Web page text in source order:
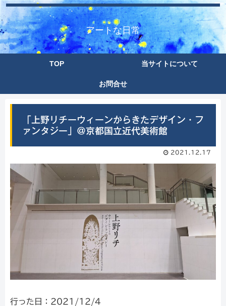
アートな日常
TOP 当サイトについて
お問合せ
「上野リチーウィーンからきたデザイン・フ
ァンタジー」＠京都国立近代美術館
2021.12.17
行った日：2021/12/4